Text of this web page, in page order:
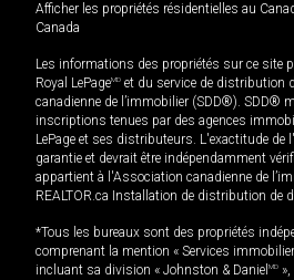
Afficher les propriétés résidentielles au
Canada
Les informations des propriétés sur ce site
Royal LePageMD et du service de distribution
canadienne de l’immobilier (SDD®). SDD®
inscriptions tenues par des agences
LePage et ses distributeurs. L'exactitude
garantie et devrait être indépendamment
appartient à l'Association canadienne de
REALTOR.ca Installation de distribution de
*Tous les bureaux sont des propriétés
comprenant la mention « Services
incluant sa division « Johnston & Daniel MD